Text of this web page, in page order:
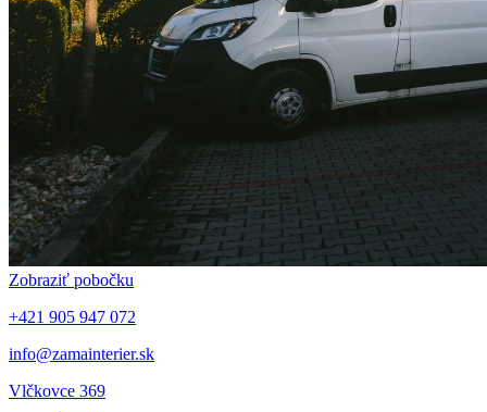
Zobraziť pobočku
+421 905 947 072
info@zamainterier.sk
Vlčkovce 369